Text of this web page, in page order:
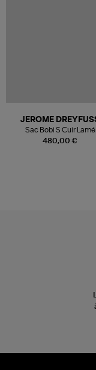
480,00 €
JEROME
Sac Bobi S Cuir Lamé
Champagne